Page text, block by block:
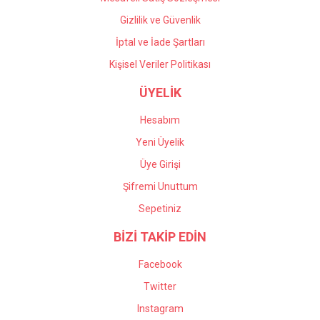
Gizlilik ve Güvenlik
İptal ve İade Şartları
Kişisel Veriler Politikası
ÜYELİK
Hesabım
Yeni Üyelik
Üye Girişi
Şifremi Unuttum
Sepetiniz
BİZİ TAKİP EDİN
Facebook
Twitter
Instagram